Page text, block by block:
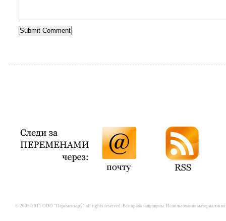
© 2005-2011 ООО "Перемены.ру" all rights reserved. Все права защищены. Использование материалов